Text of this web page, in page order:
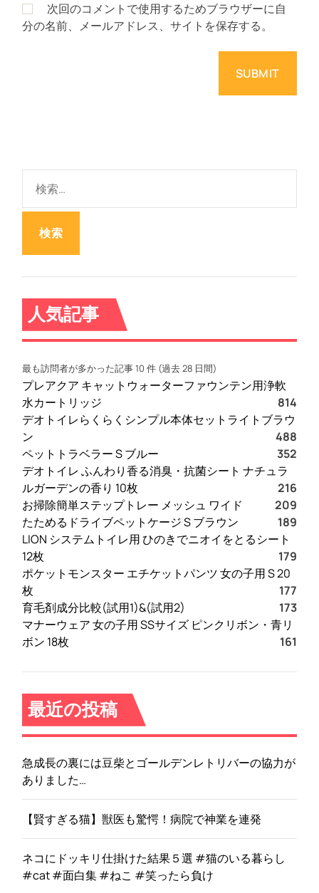
次回のコメントで使用するためブラウザーに自
分の名前、メールアドレス、サイトを保存する。
:
人気記事
最も訪問者が多かった記事 10 件 (過去 28 日間)
プレアクア キャットウォーターファウンテン用浄軟
水カートリッジ
814
デオトイレらくらくシンプル本体セットライトブラウ
ン
488
ペットトラベラー S ブルー
352
デオトイレ ふんわり香る消臭・抗菌シート ナチュラ
ルガーデンの香り 10枚
216
お掃除簡単ステップトレー メッシュ ワイド
209
たためるドライブペットケージ S ブラウン
189
LION システムトイレ用 ひのきでニオイをとるシート
12枚
179
ポケットモンスター エチケットパンツ 女の子用 S 20
枚
177
育毛剤成分比較(試用1)&(試用2)
173
マナーウェア 女の子用 SSサイズ ピンクリボン・青リ
ボン 18枚
161
最近の投稿
急成長の裏には豆柴とゴールデンレトリバーの協力が
ありました…
【賢すぎる猫】獣医も驚愕！病院で神業を連発
ネコにドッキリ仕掛けた結果５選 #猫のいる暮らし
#cat #面白集 #ねこ #笑ったら負け